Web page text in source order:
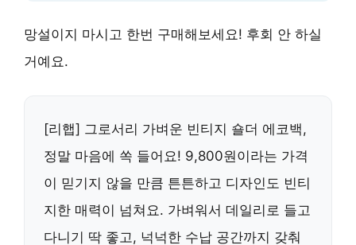
망설이지 마시고 한번 구매해보세요! 후회 안 하실
거예요.
[리햅] 그로서리 가벼운 빈티지 숄더 에코백,
정말 마음에 쏙 들어요! 9,800원이라는 가격
이 믿기지 않을 만큼 튼튼하고 디자인도 빈티
지한 매력이 넘쳐요. 가벼워서 데일리로 들고
다니기 딱 좋고, 넉넉한 수납 공간까지 갖춰